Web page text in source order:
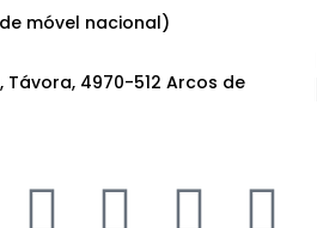
móvel nacional)
Távora, 4970-512 Arcos de